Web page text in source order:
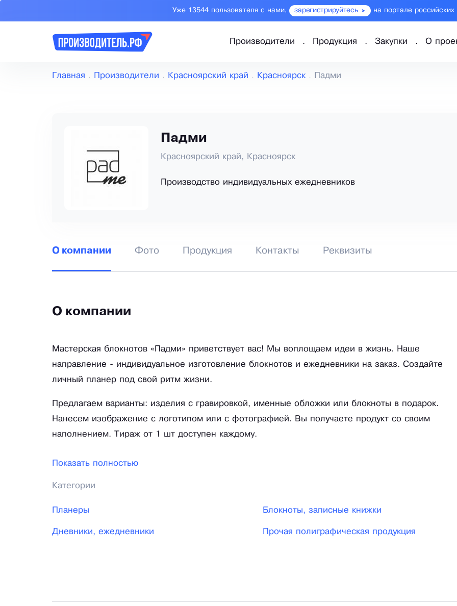
Уже 13544 пользователя с нами, зарегистрируйтесь на портале российских
Производители Продукция Закупки О
Главная Производители Красноярский край Красноярск Падми
Падми
Красноярский край, Красноярск
Производство индивидуальных ежедневников
О компании Фото Продукция Контакты Реквизиты
О компании
Мастерская блокнотов «Падми» приветствует вас! Мы воплощаем идеи в жизнь. Наше
направление - индивидуальное изготовление блокнотов и ежедневники на заказ. Создайте
личный планер под свой ритм жизни.
Предлагаем варианты: изделия с гравировкой, именные обложки или блокноты в подарок.
Нанесем изображение с логотипом или с фотографией. Вы получаете продукт со своим
наполнением. Тираж от 1 шт доступен каждому.
Выбирайте размеры А4, А5, А6 и любые размеры по меркам. Кастомный ежедневник -
страниц. Доступно наполнение страниц по своему дизайну и индивидуальная разлиновка
Гарантируем качество. Доставка по всей России. Создайте уникальный блокнот с «Падми»!
Показать полностью
Категории
Планеры Блокноты, записные книжки
Дневники, ежедневники Прочая полиграфическая продукция